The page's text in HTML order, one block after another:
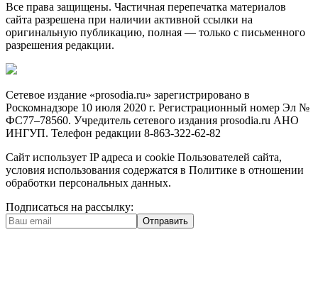
Все права защищены. Частичная перепечатка материалов
сайта разрешена при наличии активной ссылки на
оригинальную публикацию, полная — только с письменного
разрешения редакции.
Сетевое издание «prosodia.ru» зарегистрировано в
Роскомнадзоре 10 июля 2020 г. Регистрационный номер Эл №
ФС77–78560. Учредитель сетевого издания prosodia.ru АНО
ИНГУП. Телефон редакции 8-863-322-62-82
Сайт использует IP адреса и cookie Пользователей сайта,
условия использования содержатся в Политике в отношении
обработки персональных данных.
Подписаться на рассылку:
Отправить